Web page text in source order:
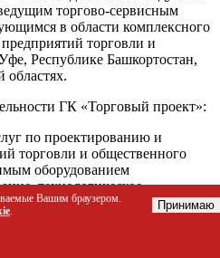
торгово-сервисным
в области комплексного
торговли и
Республике Башкортостан,
областях.
ГК «Торговый проект»:
по проектированию и
торговли и общественного
оборудованием
технологическое
оборудование и т.д.);
процессов и внедрения
Вашим браузером.
. Принимаю